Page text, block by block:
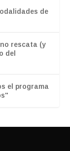
de
rescata (y
del
el programa